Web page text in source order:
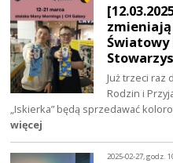
Światowy
Już trzeci raz
Rodzin i
„Iskierka” będą sprzedawać
więcej
2025-02-27, godz.